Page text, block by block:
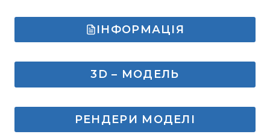
ІНФОРМАЦІЯ
3D – МОДЕЛЬ
РЕНДЕРИ МОДЕЛІ